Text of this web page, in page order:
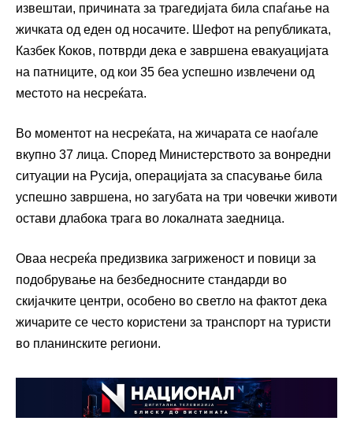
извештаи, причината за трагедијата била спаѓање на
жичката од еден од носачите. Шефот на републиката,
Казбек Коков, потврди дека е завршена евакуацијата
на патниците, од кои 35 беа успешно извлечени од
местото на несреќата.
Во моментот на несреќата, на жичарата се наоѓале
вкупно 37 лица. Според Министерството за вонредни
ситуации на Русија, операцијата за спасување била
успешно завршена, но загубата на три човечки животи
остави длабока трага во локалната заедница.
Оваа несреќа предизвика загриженост и повици за
подобрување на безбедносните стандарди во
скијачките центри, особено во светло на фактот дека
жичарите се често користени за транспорт на туристи
во планинските региони.